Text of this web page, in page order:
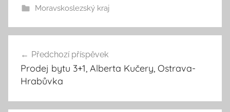
Moravskoslezský kraj
Navigace
pro
Předchozí příspěvek
Prodej bytu 3+1, Alberta Kučery, Ostrava-
Hrabůvka